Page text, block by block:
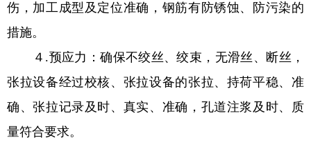
伤，加工成型及定位准确，钢筋有防锈蚀、防污染的
措施。
４.预应力：确保不绞丝、绞束，无滑丝、断丝，
张拉设备经过校核、张拉设备的张拉、持荷平稳、准
确、张拉记录及时、真实、准确，孔道注浆及时、质
量符合要求。